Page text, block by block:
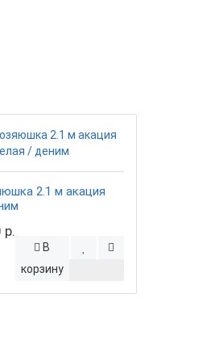
2.1 м акация
В
корзину